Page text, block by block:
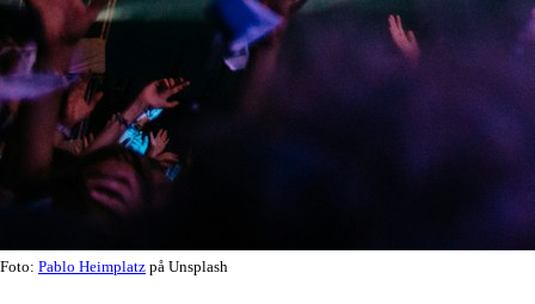
Foto: Pablo Heimplatz på Unsplash